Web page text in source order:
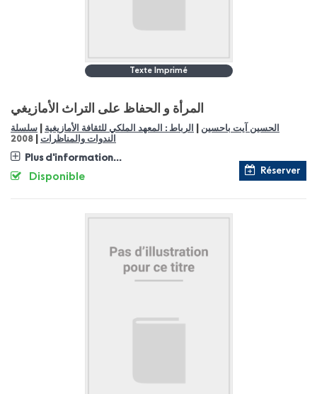
Texte Imprimé
المرأة و الحفاظ على التراث الأمازيغي
الحسين آيت باحسين الرباط : المعهد الملكي للثقافة الأمازيغية
سلسلة
الندوات والمناظرات
2008
Plus d'information...
Réserver
Disponible